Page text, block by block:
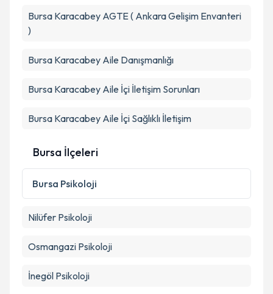
Bursa Karacabey AGTE ( Ankara Gelişim Envanteri
)
Bursa Karacabey Aile Danışmanlığı
Bursa Karacabey Aile İçi İletişim Sorunları
Bursa Karacabey Aile İçi Sağlıklı İletişim
Bursa İlçeleri
Bursa Psikoloji
Nilüfer Psikoloji
Osmangazi Psikoloji
İnegöl Psikoloji